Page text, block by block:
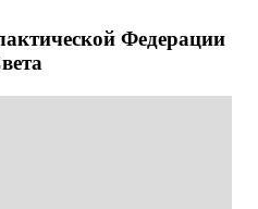
Федерации